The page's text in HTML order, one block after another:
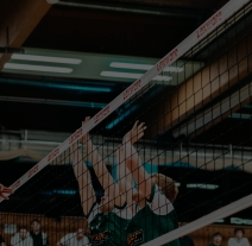
und sind für die einwandfreie
anzeigen
werden standardmäßig
werden, bedarf der Zugriff auf